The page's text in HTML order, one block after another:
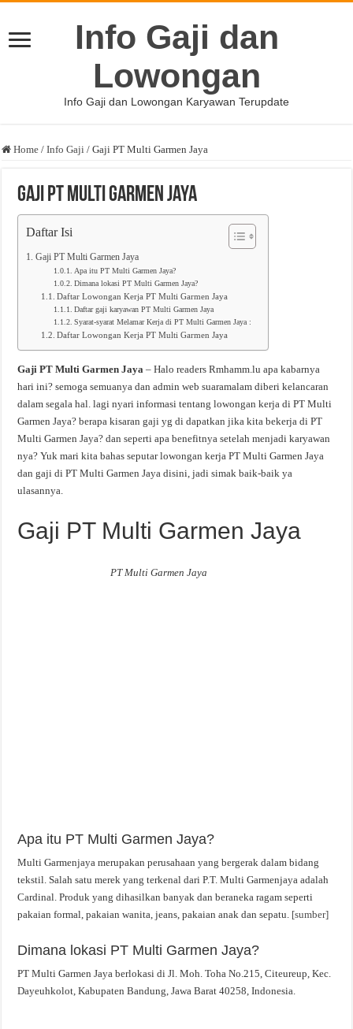
Info Gaji dan
Lowongan
Info Gaji dan Lowongan Karyawan Terupdate
Home / Info Gaji / Gaji PT Multi Garmen Jaya
Gaji PT Multi Garmen Jaya
Daftar Isi
Gaji PT Multi Garmen Jaya
Apa itu PT Multi Garmen Jaya?
Dimana lokasi PT Multi Garmen Jaya?
Daftar Lowongan Kerja PT Multi Garmen Jaya
Daftar gaji karyawan PT Multi Garmen Jaya
Syarat-syarat Melamar Kerja di PT Multi Garmen Jaya :
Daftar Lowongan Kerja PT Multi Garmen Jaya
Gaji PT Multi Garmen Jaya– Halo readers Rmhamm.lu apa kabarnya
hari ini? semoga semuanya dan admin web suaramalam diberi kelancaran
dalam segala hal. lagi nyari informasi tentang lowongan kerja di PT Multi
Garmen Jaya? berapa kisaran gaji yg di dapatkan jika kita bekerja di PT
Multi Garmen Jaya? dan seperti apa benefitnya setelah menjadi karyawan
nya? Yuk mari kita bahas seputar lowongan kerja PT Multi Garmen Jaya
dan gaji di PT Multi Garmen Jaya disini, jadi simak baik-baik ya
ulasannya.
Gaji PT Multi Garmen Jaya
PT Multi Garmen Jaya
Apa itu PT Multi Garmen Jaya?
Multi Garmenjaya merupakan perusahaan yang bergerak dalam bidang
tekstil. Salah satu merek yang terkenal dari P.T. Multi Garmenjaya adalah
Cardinal. Produk yang dihasilkan banyak dan beraneka ragam seperti
pakaian formal, pakaian wanita, jeans, pakaian anak dan sepatu. [sumber]
Dimana lokasi PT Multi Garmen Jaya?
PT Multi Garmen Jaya berlokasi di Jl. Moh. Toha No.215, Citeureup, Kec.
Dayeuhkolot, Kabupaten Bandung, Jawa Barat 40258, Indonesia.